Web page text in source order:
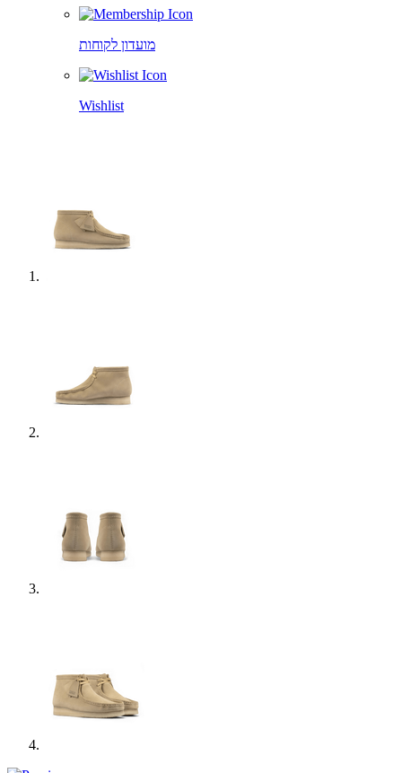
מועדון לקוחות
Wishlist